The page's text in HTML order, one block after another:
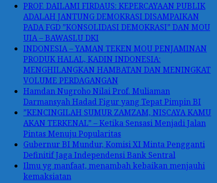
PROF. DAILAMI FIRDAUS: KEPERCAYAAN PUBLIK
ADALAH JANTUNG DEMOKRASI DISAMPAIKAN
PADA FGD ”KONSOLIDASI DEMOKRASI” DAN MOU
UIA – BAWASLU DKI
INDONESIA – YAMAN TEKEN MOU PENJAMINAN
PRODUK HALAL, KADIN INDONESIA:
MENGHILANGKAN HAMBATAN DAN MENINGKAT
VOLUME PERDAGANGAN
Hamdan Nugroho Nilai Prof. Muliaman
Darmansyah Hadad Figur yang Tepat Pimpin BI
”KENCINGILAH SUMUR ZAMZAM, NISCAYA KAMU
AKAN TERKENAL” – Ketika Sensasi Menjadi Jalan
Pintas Menuju Popularitas
Gubernur BI Mundur, Komisi XI Minta Pengganti
Definitif Jaga Independensi Bank Sentral
Ilmu yg manfaat, menambah kebaikan menjauhi
kemaksiatan